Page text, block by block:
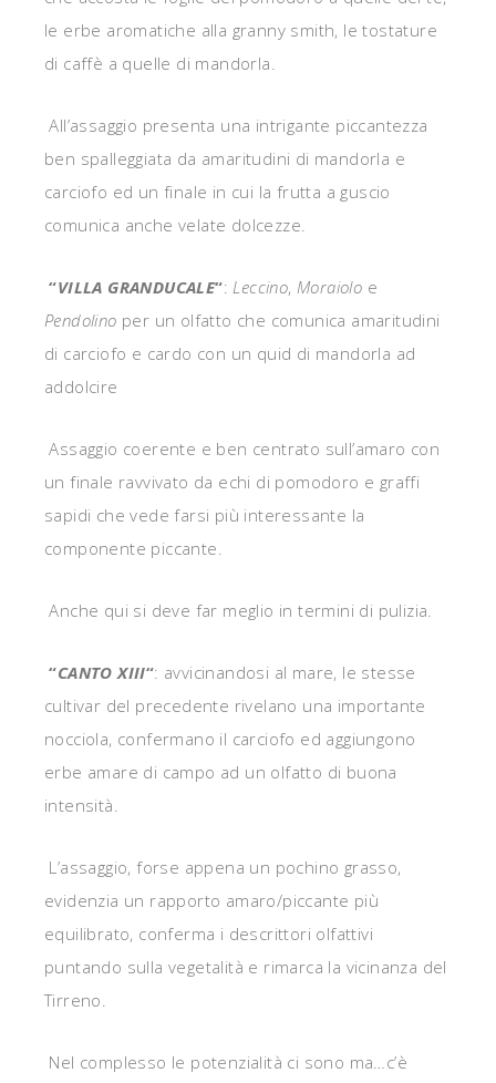
le erbe aromatiche alla granny smith, le tostature
di caffè a quelle di mandorla.
All’assaggio presenta una intrigante piccantezza
ben spalleggiata da amaritudini di mandorla e
carciofo ed un finale in cui la frutta a guscio
comunica anche velate dolcezze.
“VILLA GRANDUCALE“:Leccino,Moraiolo e
Pendolino per un olfatto che comunica amaritudini
di carciofo e cardo con un quid di mandorla ad
addolcire
Assaggio coerente e ben centrato sull’amaro con
un finale ravvivato da echi di pomodoro e graffi
sapidi che vede farsi più interessante la
componente piccante.
Anche qui si deve far meglio in termini di pulizia.
“CANTO XIII“: avvicinandosi al mare, le stesse
cultivar del precedente rivelano una importante
nocciola, confermano il carciofo ed aggiungono
erbe amare di campo ad un olfatto di buona
intensità.
L’assaggio, forse appena un pochino grasso,
evidenzia un rapporto amaro/piccante più
equilibrato, conferma i descrittori olfattivi
puntando sulla vegetalità e rimarca la vicinanza del
Tirreno.
Nel complesso le potenzialità ci sono ma…c’è